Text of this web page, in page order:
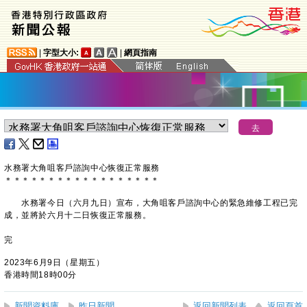
字型大小: 網頁指南
水務署大角咀客戶諮詢中心恢復正常服務
＊ ＊ ＊ ＊ ＊ ＊ ＊ ＊ ＊ ＊ ＊ ＊ ＊ ＊ ＊ ＊ ＊ ＊
​ 水務署今日（六月九日）宣布，大角咀客戶諮詢中心的緊急維修工程已完
成，並將於六月十二日恢復正常服務。
完
2023年6月9日（星期五）
香港時間18時00分